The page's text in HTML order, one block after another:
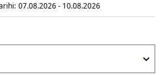
07.08.2026 - 10.08.2026